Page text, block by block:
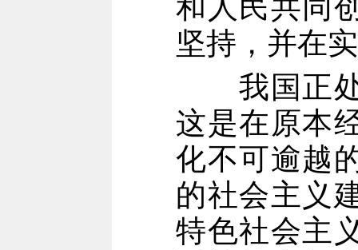
和人民共同
坚持，并在
我国正处
这是在原本
化不可逾越
的社会主义
特色社会主